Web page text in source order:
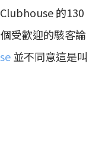
的130
受歡迎的駭客論
並不同意這是叫